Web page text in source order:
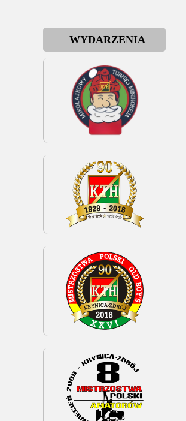
WYDARZENIA